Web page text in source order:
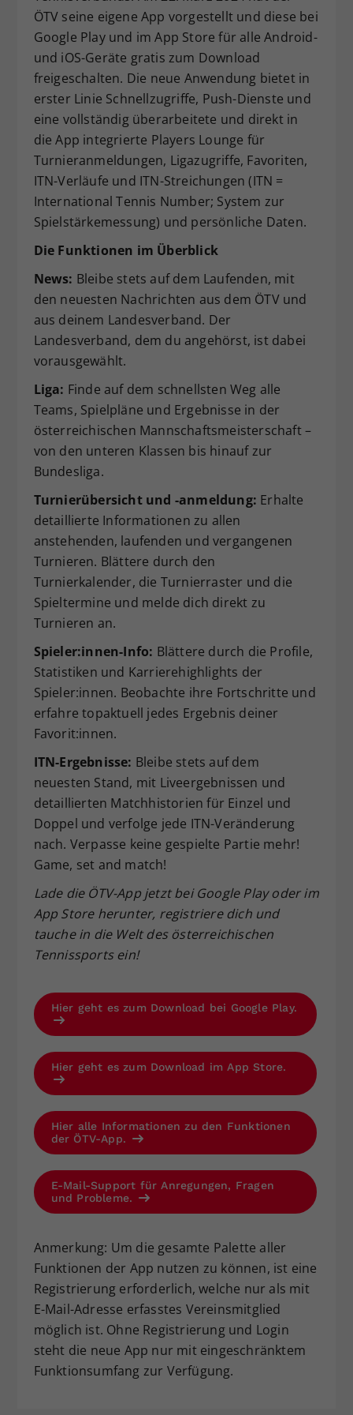
ÖTV seine eigene App vorgestellt und diese bei
Google Play und im App Store für alle Android-
und iOS-Geräte gratis zum Download
freigeschalten. Die neue Anwendung bietet in
erster Linie Schnellzugriffe, Push-Dienste und
eine vollständig überarbeitete und direkt in
die App integrierte Players Lounge für
Turnieranmeldungen, Ligazugriffe, Favoriten,
ITN-Verläufe und ITN-Streichungen (ITN =
International Tennis Number; System zur
Spielstärkemessung) und persönliche Daten.
Die Funktionen im Überblick
News: Bleibe stets auf dem Laufenden, mit
den neuesten Nachrichten aus dem ÖTV und
aus deinem Landesverband. Der
Landesverband, dem du angehörst, ist dabei
vorausgewählt.
Liga: Finde auf dem schnellsten Weg alle
Teams, Spielpläne und Ergebnisse in der
österreichischen Mannschaftsmeisterschaft –
von den unteren Klassen bis hinauf zur
Bundesliga.
Turnierübersicht und -anmeldung: Erhalte
detaillierte Informationen zu allen
anstehenden, laufenden und vergangenen
Turnieren. Blättere durch den
Turnierkalender, die Turnierraster und die
Spieltermine und melde dich direkt zu
Turnieren an.
Spieler:innen-Info: Blättere durch die Profile,
Statistiken und Karrierehighlights der
Spieler:innen. Beobachte ihre Fortschritte und
erfahre topaktuell jedes Ergebnis deiner
Favorit:innen.
ITN-Ergebnisse: Bleibe stets auf dem
neuesten Stand, mit Liveergebnissen und
detaillierten Matchhistorien für Einzel und
Doppel und verfolge jede ITN-Veränderung
nach. Verpasse keine gespielte Partie mehr!
Game, set and match!
Lade die ÖTV-App jetzt bei Google Play oder im
App Store herunter, registriere dich und
tauche in die Welt des österreichischen
Tennissports ein!
Hier geht es zum Download bei Google Play.
Hier geht es zum Download im App Store.
Hier alle Informationen zu den Funktionen
der ÖTV-App.
E-Mail-Support für Anregungen, Fragen
und Probleme.
Anmerkung: Um die gesamte Palette aller
Funktionen der App nutzen zu können, ist eine
Registrierung erforderlich, welche nur als mit
E-Mail-Adresse erfasstes Vereinsmitglied
möglich ist. Ohne Registrierung und Login
steht die neue App nur mit eingeschränktem
Funktionsumfang zur Verfügung.
Zweck
Dieser Wert speichert Ihre Consent-
Einstellungen. Unter anderem eine
zufällig generierte ID, für die
historische Speicherung Ihrer
vorgenommen Einstellungen, falls der
Webseiten-Betreiber dies eingestellt
hat.